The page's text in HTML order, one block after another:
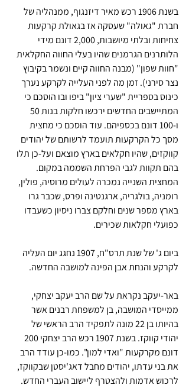
בשנת 1906 רכש מאיר דיזנגוף, ממנהליה של
חברת "גאולה" שעסקה אז בגאולת קרקעות
צחיחות ובלתי מיושבות, 2,000 דונם מידי
הלותרנים הגרמנים שהיו בעלי החווה החקלאית
"חוות שפון" (מבנה החווה קיים ונשמר בקיבוץ
נצר סירני). זמן מה לפני העלייה לקרקע נערך
כינוס בספריית "שערי ציון" ביפו ובו הוסכם כי
ו-100 דונם בכספיהם. עוד הוסכם כי מחצית
מסך כל הקרקעות תועמד לרשותם של יהודים
קווקזים, שהיו חקלאים בארץ מוצאם ועל-כן תלו
בהם תקוות לגבי הפרחת השממה במקום.
המחצית השנייה נמכרה לעולים מרוסיה, פולין,
רומניה, בולגריה, ארגנטינה ופרס, שכבר גרו
בארץ מספר שנים וחלקם צברו ניסיון כשעבדו
כפועלי חקלאות שכירים.
ביום ג' של שנת תרס"ח, 1907 נחגג יום העליה
לקרקע והנחת אבן הפינה למושבה החדשה.
באר-יעקב נקראת על שם הרב יעקב יצחקי,
ממייסדי המושבה, בן למשפחת רבנים אשר
בהיותו בן 22 מונה לתפקיד הרב הראשי של
דונם מקרקעות "ואדי למון". כמו-כן עודד הרב
את בני עדתו, יהודים מחבל דאג'יסטן שבקווקז,
לרכוש אדמות ולהצטרף ליישוב העברי החדש.